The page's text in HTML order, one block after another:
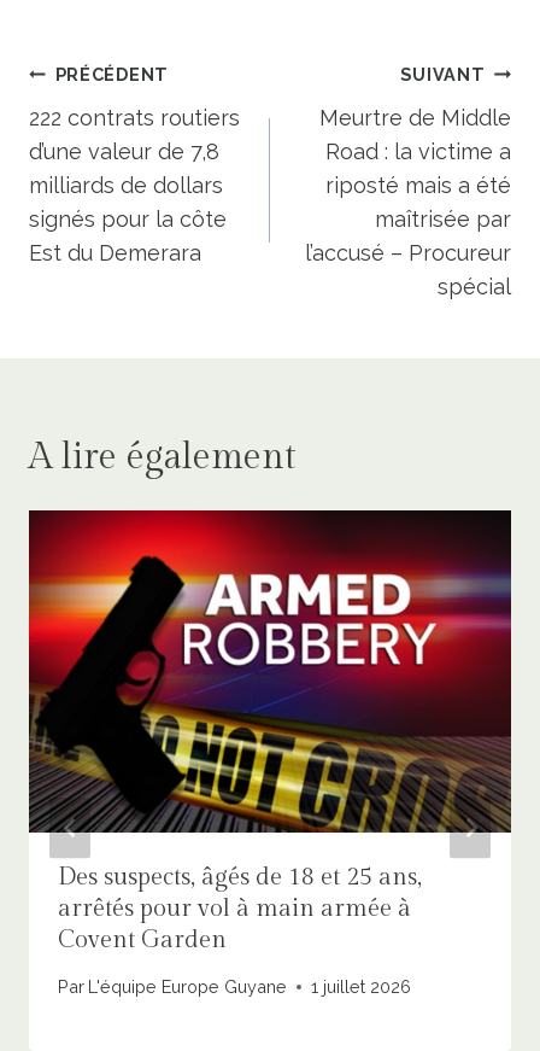
Navigation
de
l’article
PRÉCÉDENT
222 contrats routiers
d’une valeur de 7,8
milliards de dollars
signés pour la côte
Est du Demerara
SUIVANT
Meurtre de Middle
Road : la victime a
riposté mais a été
maîtrisée par
l’accusé – Procureur
spécial
A lire également
Des suspects, âgés de 18 et 25 ans,
arrêtés pour vol à main armée à
Covent Garden
Par L'équipe Europe Guyane 1 juillet 2026